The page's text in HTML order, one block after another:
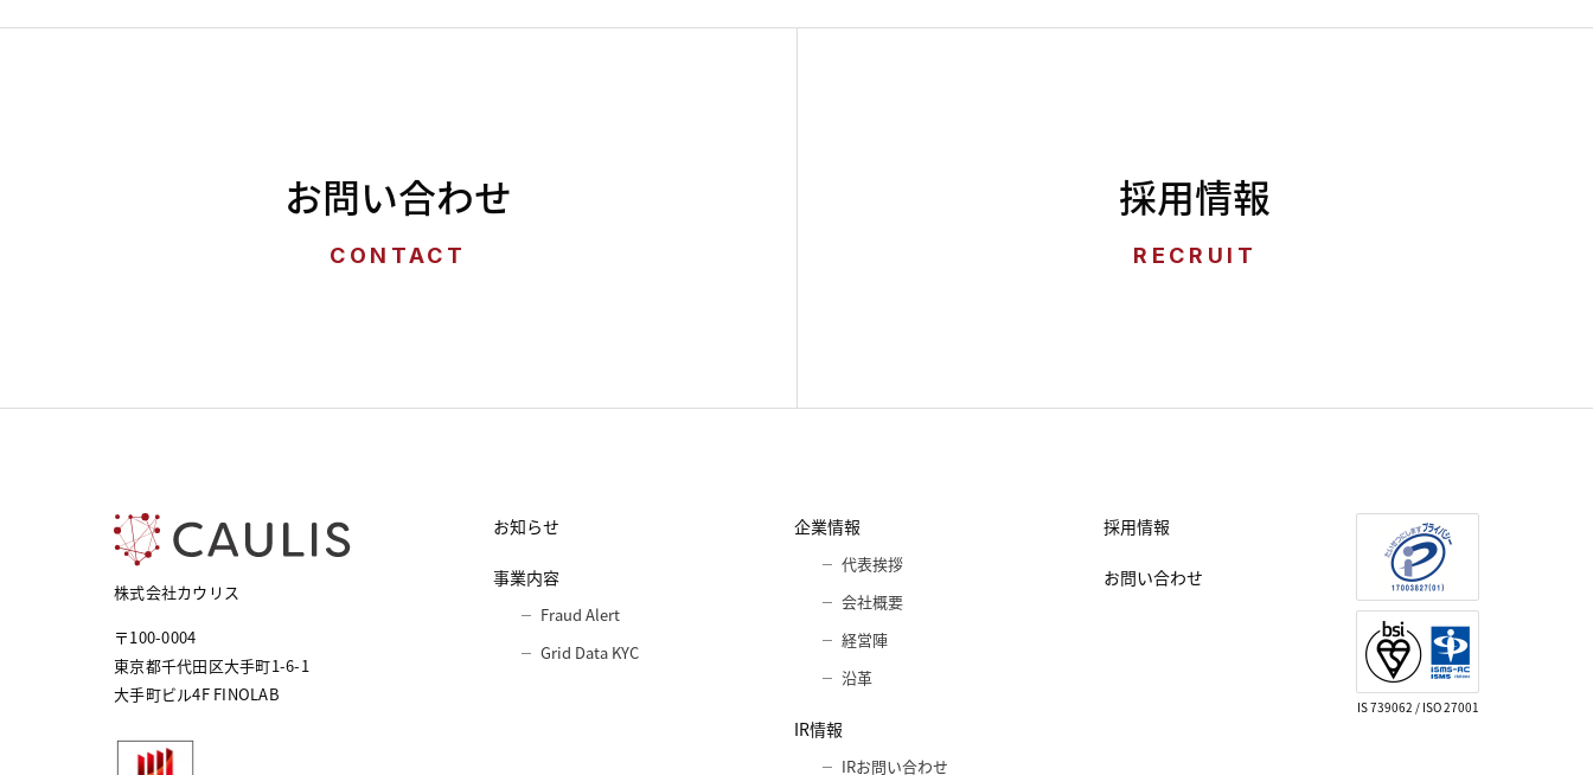
お問い合わせ
CONTACT
採用情報
RECRUIT
株式会社カウリス
〒100-0004
東京都千代田区大手町1-6-1
大手町ビル4F FINOLAB
お知らせ
事業内容
Fraud Alert
Grid Data KYC
企業情報
代表挨拶
会社概要
経営陣
沿革
IR情報
IRお問い合わせ
採用情報
お問い合わせ
IS 739062 / ISO 27001